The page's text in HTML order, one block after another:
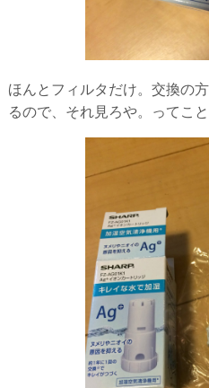
ほんとフィルタだけ。交換の
るので、それ見ろや。ってこ